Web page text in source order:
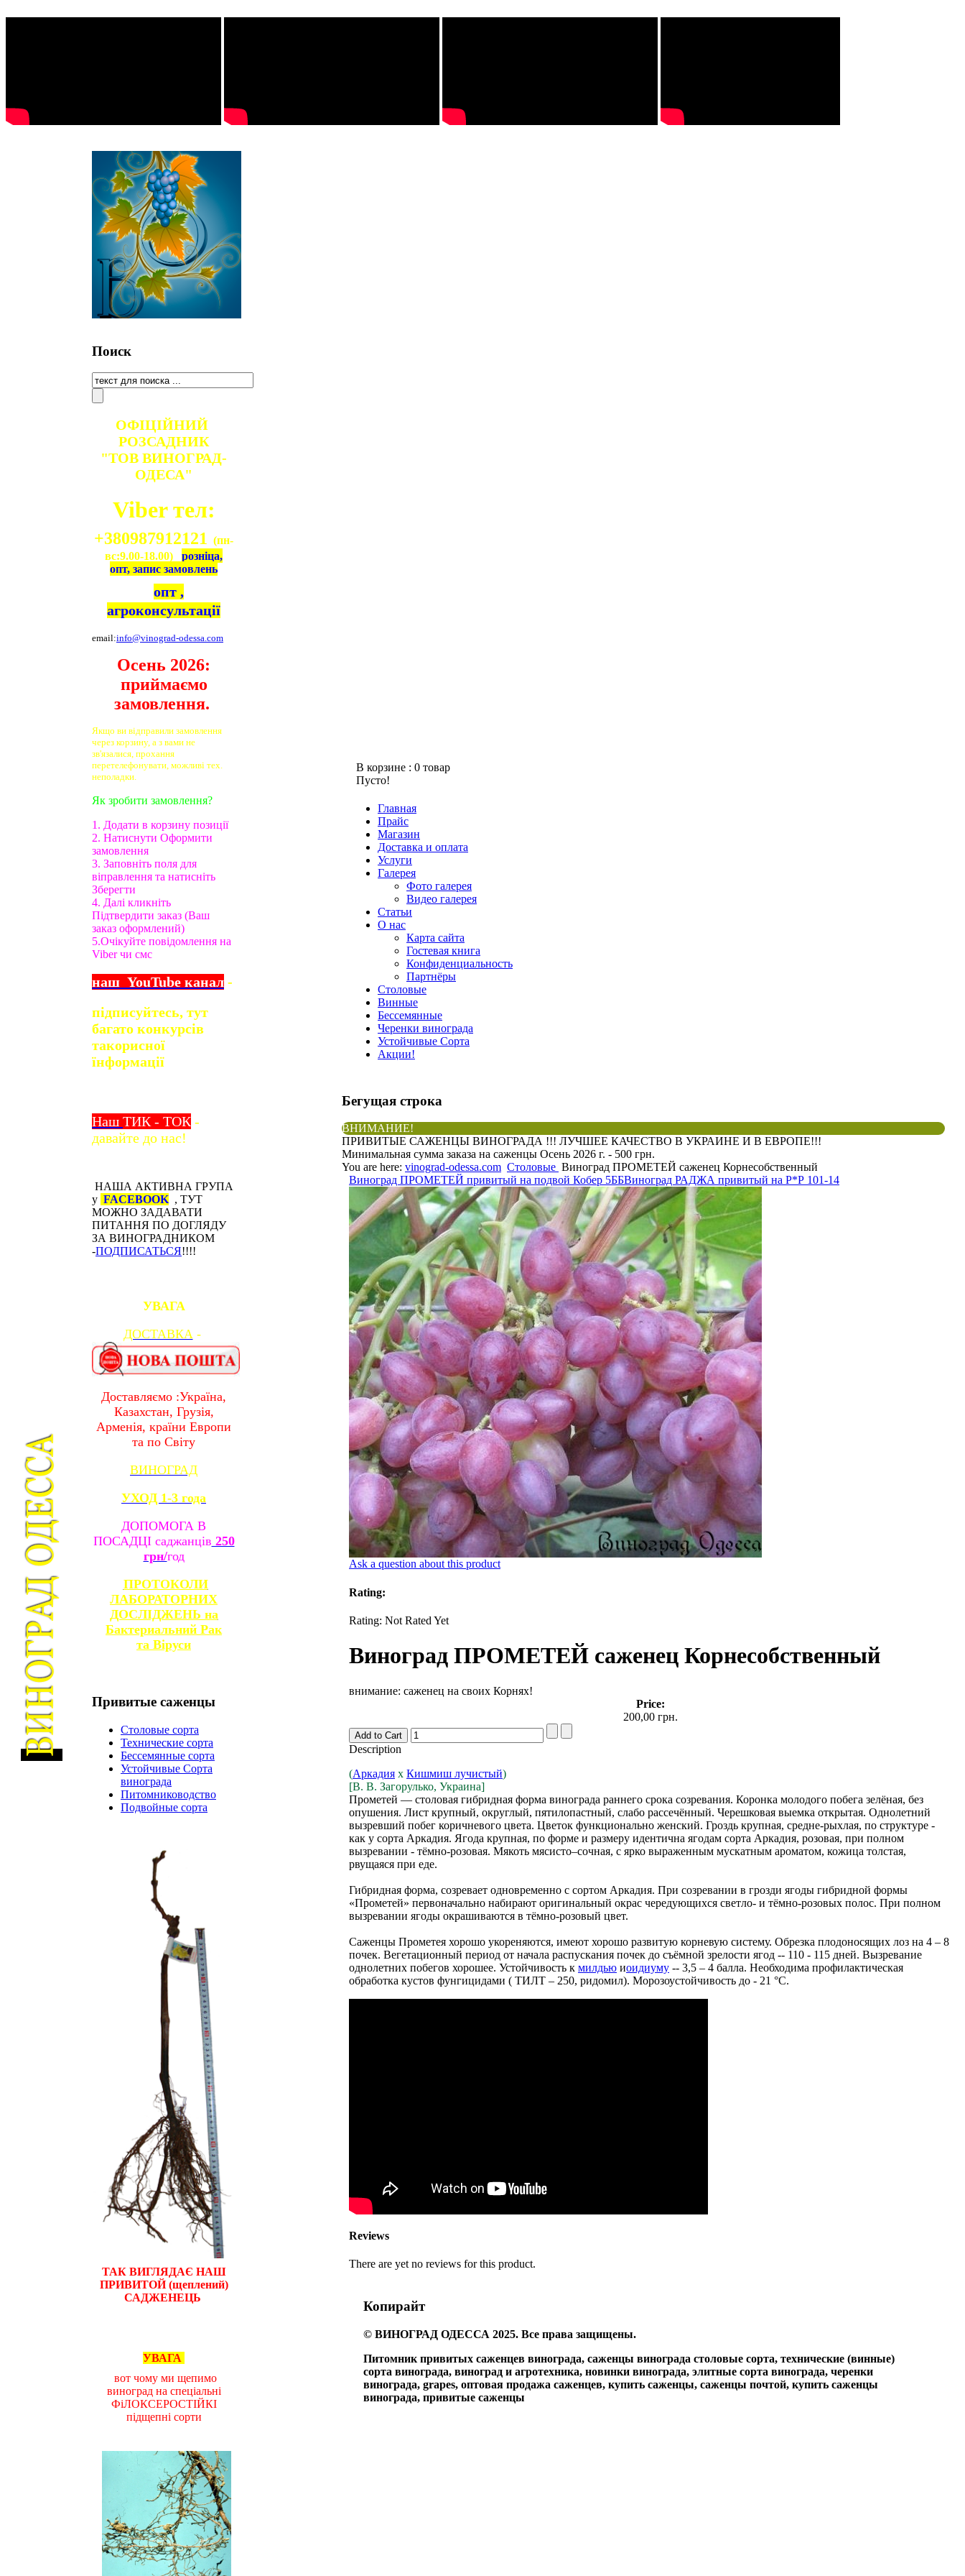
Поиск
ОФІЦІЙНИЙ
РОЗСАДНИК
"ТОВ ВИНОГРАД-
ОДЕСА"
Viber тел:
+380987912121 (пн-
вс:9.00-18.00) розніца,
опт, запис замовлень
опт ,
агроконсультації
email:info@vinograd-odessa.com
Осень 2026:
приймаємо
замовлення.
Якщо ви відправили замовлення
через корзину, а з вами не
зв'язалися, прохання
перетелефонувати, можливі тех.
неполадки.
Як зробити замовлення?
1. Додати в корзину позиції
2. Натиснути Оформити
замовлення
3. Заповніть поля для
віправлення та натисніть
Зберегти
4. Далі кликніть
Підтвердити заказ (Ваш
заказ оформлений)
5.Очікуйте повідомлення на
Viber чи смс
наш YouTube канал -
підписуйтесь, тут
багато конкурсів
такорисної
їнформації
Наш ТИК - ТОК -
давайте до нас!
НАША АКТИВНА ГРУПА
у FACEBOOK, ТУТ
МОЖНО ЗАДАВАТИ
ПИТАННЯ ПО ДОГЛЯДУ
ЗА ВИНОГРАДНИКОМ
-ПОДПИСАТЬСЯ!!!!
УВАГА
ДОСТАВКА-
Доставляємо :Україна,
Казахстан, Грузія,
Арменія, країни Европи
та по Світу
ВИНОГРАД
УХОД 1-3 года
ДОПОМОГА В
ПОСАДЦІ саджанців 250
грн/год
ПРОТОКОЛИ
ЛАБОРАТОРНИХ
ДОСЛІДЖЕНЬ на
Бактериальний Рак
та Віруси
Привитые саженцы
Столовые сорта
Технические сорта
Бессемянные сорта
Устойчивые Сорта
винограда
Питомниководство
Подвойные сорта
ТАК ВИГЛЯДАЄ НАШ
ПРИВИТОЙ (щеплений)
САДЖЕНЕЦЬ
УВАГА
вот чому ми щепимо
виноград на спеціальні
ФіЛОКСЕРОСТІЙКІ
підщепні сорти
В корзине : 0 товар
Пусто!
Главная
Прайс
Магазин
Доставка и оплата
Услуги
Галерея
Фото галерея
Видео галерея
Статьи
О нас
Карта сайта
Гостевая книга
Конфиденциальность
Партнёры
Столовые
Винные
Бессемянные
Черенки винограда
Устойчивые Сорта
Акции!
Бегущая строка
ВНИМАНИЕ!
ПРИВИТЫЕ САЖЕНЦЫ ВИНОГРАДА !!! ЛУЧШЕЕ КАЧЕСТВО В УКРАИНЕ И В ЕВРОПЕ!!!
Минимальная сумма заказа на саженцы Осень 2026 г. - 500 грн.
You are here: vinograd-odessa.com Столовые Виноград ПРОМЕТЕЙ саженец Корнесобственный
Виноград ПРОМЕТЕЙ привитый на подвой Кобер 5ББВиноград РАДЖА привитый на Р*Р 101-14
Ask a question about this product
Rating:
Rating: Not Rated Yet
Виноград ПРОМЕТЕЙ саженец Корнесобственный
внимание: саженец на своих Корнях!
Price:
200,00 грн.
Description
(Аркадия х Кишмиш лучистый)
[В. В. Загорулько, Украина]
Прометей — столовая гибридная форма винограда раннего срока созревания. Коронка молодого побега зелёная, без
опушения. Лист крупный, округлый, пятилопастный, слабо рассечённый. Черешковая выемка открытая. Однолетний
вызревший побег коричневого цвета. Цветок функционально женский. Гроздь крупная, средне-рыхлая, по структуре -
как у сорта Аркадия. Ягода крупная, по форме и размеру идентична ягодам сорта Аркадия, розовая, при полном
вызревании - тёмно-розовая. Мякоть мясисто–сочная, с ярко выраженным мускатным ароматом, кожица толстая,
рвущаяся при еде.
Гибридная форма, созревает одновременно с сортом Аркадия. При созревании в грозди ягоды гибридной формы
«Прометей» первоначально набирают оригинальный окрас чередующихся светло- и тёмно-розовых полос. При полном
вызревании ягоды окрашиваются в тёмно-розовый цвет.
Саженцы Прометея хорошо укореняются, имеют хорошо развитую корневую систему. Обрезка плодоносящих лоз на 4 – 8
почек. Вегетационный период от начала распускания почек до съёмной зрелости ягод -- 110 - 115 дней. Вызревание
однолетних побегов хорошее. Устойчивость к милдью иоидиуму -- 3,5 – 4 балла. Необходима профилактическая
обработка кустов фунгицидами ( ТИЛТ – 250, ридомил). Морозоустойчивость до - 21 °С.
Reviews
There are yet no reviews for this product.
Копирайт
© ВИНОГРАД ОДЕССА 2025. Все права защищены.
Питомник привитых саженцев винограда, саженцы винограда столовые сорта, технические (винные)
сорта винограда, виноград и агротехника, новинки винограда, элитные сорта винограда, черенки
винограда, grapes, оптовая продажа саженцев, купить саженцы, саженцы почтой, купить саженцы
винограда, привитые саженцы